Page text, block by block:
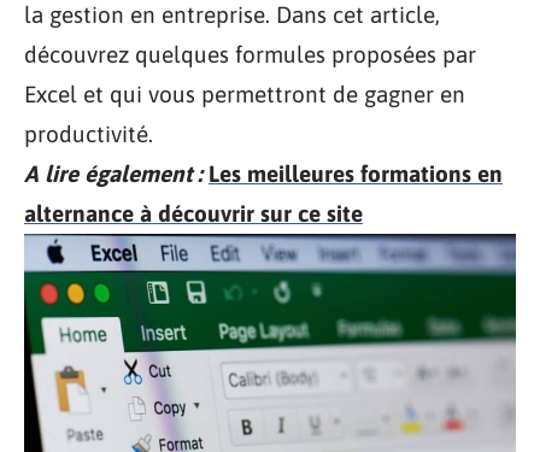
la gestion en entreprise. Dans cet article,
découvrez quelques formules proposées par
Excel et qui vous permettront de gagner en
productivité.
A lire également : Les meilleures formations en
alternance à découvrir sur ce site